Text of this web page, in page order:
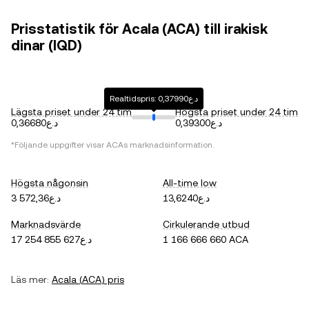
Prisstatistik för Acala (ACA) till irakisk
dinar (IQD)
Lägsta priset under 24 tim
د.ع0,36680
Realtidspris: د.ع0,37990
Högsta priset under 24 tim
د.ع0,39300
*Följande uppgifter visar ACAs marknadsinformation.
Högsta någonsin
د.ع3 572,36
All-time low
د.ع13,6240
Marknadsvärde
د.ع17 254 855 627
Cirkulerande utbud
1 166 666 660 ACA
Läs mer: Acala (ACA) pris